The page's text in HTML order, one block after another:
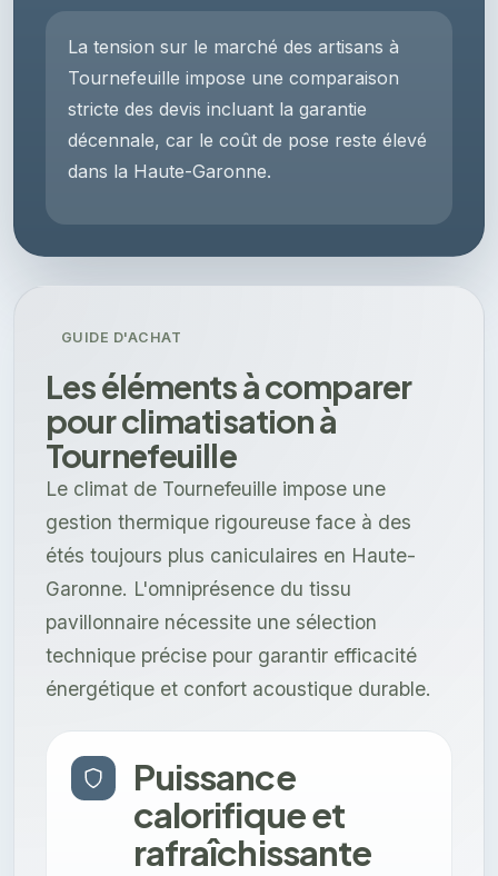
La tension sur le marché des artisans à
Tournefeuille impose une comparaison
stricte des devis incluant la garantie
décennale, car le coût de pose reste élevé
dans la Haute-Garonne.
GUIDE D'ACHAT
Les éléments à comparer
pour climatisation à
Tournefeuille
Le climat de Tournefeuille impose une
gestion thermique rigoureuse face à des
étés toujours plus caniculaires en Haute-
Garonne. L'omniprésence du tissu
pavillonnaire nécessite une sélection
technique précise pour garantir efficacité
énergétique et confort acoustique durable.
Puissance
calorifique et
rafraîchissante